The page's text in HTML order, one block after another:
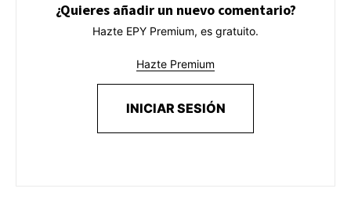
¿Quieres añadir un nuevo comentario?
Hazte EPY Premium, es gratuito.
Hazte Premium
INICIAR SESIÓN